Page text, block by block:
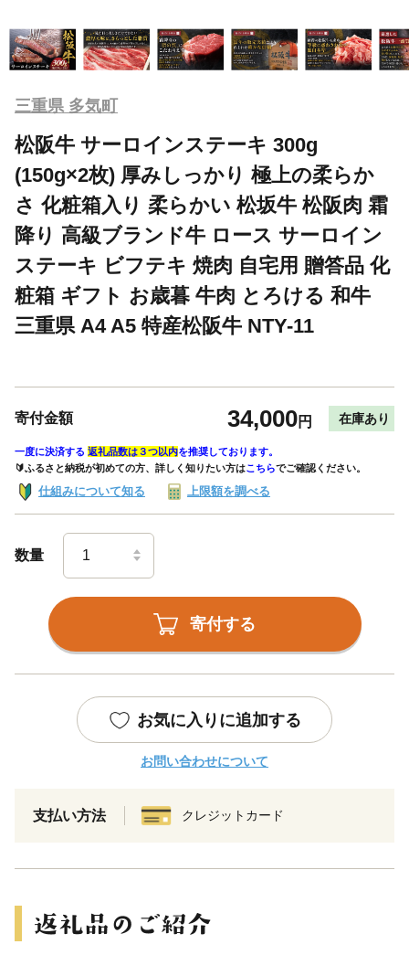
三重県 多気町
松阪牛 サーロインステーキ 300g
(150g×2枚) 厚みしっかり 極上の柔らか
さ 化粧箱入り 柔らかい 松坂牛 松阪肉 霜
降り 高級ブランド牛 ロース サーロイン
ステーキ ビフテキ 焼肉 自宅用 贈答品 化
粧箱 ギフト お歳暮 牛肉 とろける 和牛
三重県 A4 A5 特産松阪牛 NTY-11
寄付金額 34,000円 在庫あり
一度に決済する 返礼品数は３つ以内を推奨しております。
🔰ふるさと納税が初めての方、詳しく知りたい方はこちらでご確認ください。
仕組みについて知る 上限額を調べる
数量
寄付する
お気に入りに追加する
お問い合わせについて
支払い方法 クレジットカード